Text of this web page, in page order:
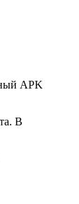
APK
В